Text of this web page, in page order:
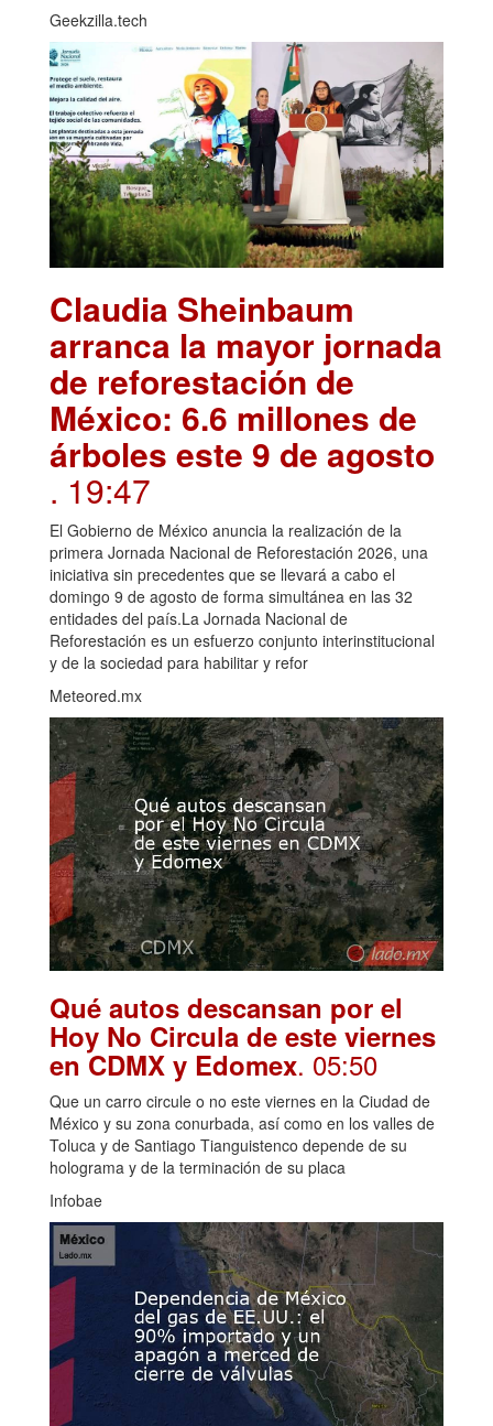
Geekzilla.tech
Claudia Sheinbaum
arranca la mayor jornada
de reforestación de
México: 6.6 millones de
árboles este 9 de agosto
. 19:47
El Gobierno de México anuncia la realización de la
primera Jornada Nacional de Reforestación 2026, una
iniciativa sin precedentes que se llevará a cabo el
domingo 9 de agosto de forma simultánea en las 32
entidades del país.La Jornada Nacional de
Reforestación es un esfuerzo conjunto interinstitucional
y de la sociedad para habilitar y refor
Meteored.mx
Qué autos descansan por el
Hoy No Circula de este viernes
en CDMX y Edomex. 05:50
Que un carro circule o no este viernes en la Ciudad de
México y su zona conurbada, así como en los valles de
Toluca y de Santiago Tianguistenco depende de su
holograma y de la terminación de su placa
Infobae